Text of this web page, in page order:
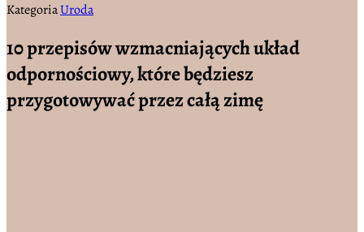
KategoriaUroda
10 przepisów wzmacniających układ
odpornościowy, które będziesz
przygotowywać przez całą zimę